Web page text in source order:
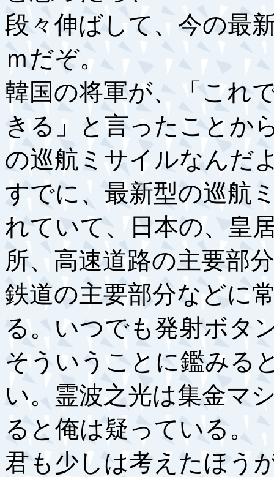
段々伸ばして、今の最
ｍだぞ。
韓国の将軍が、「これ
きる」と言ったことか
の巡航ミサイルなんだ
すでに、最新型の巡航
れていて、日本の、皇
所、高速道路の主要部
鉄道の主要部分などに
る。いつでも発射ボタ
そういうことに鑑みる
い。霊波之光は集金マ
ると俺は疑っている。
君も少しは考えたほう